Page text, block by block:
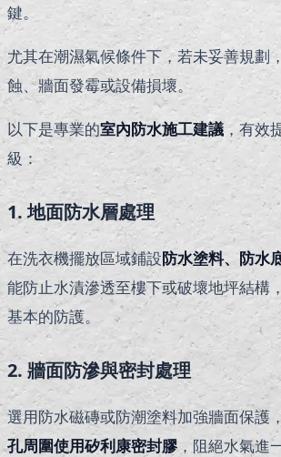
鍵。
尤其在潮濕氣候條件下，若未妥善規劃
蝕、牆面發霉或設備損壞。
以下是專業的室內防水施工建議 ，有效
級：
1. 地面防水層處理
在洗衣機擺放區域鋪設防水塗料、防水
能防止水漬滲透至樓下或破壞地坪結構
基本的防護。
2. 牆面防滲與密封處理
選用防水磁磚或防潮塗料加強牆面保護
孔周圍使用矽利康密封膠，阻絕水氣進